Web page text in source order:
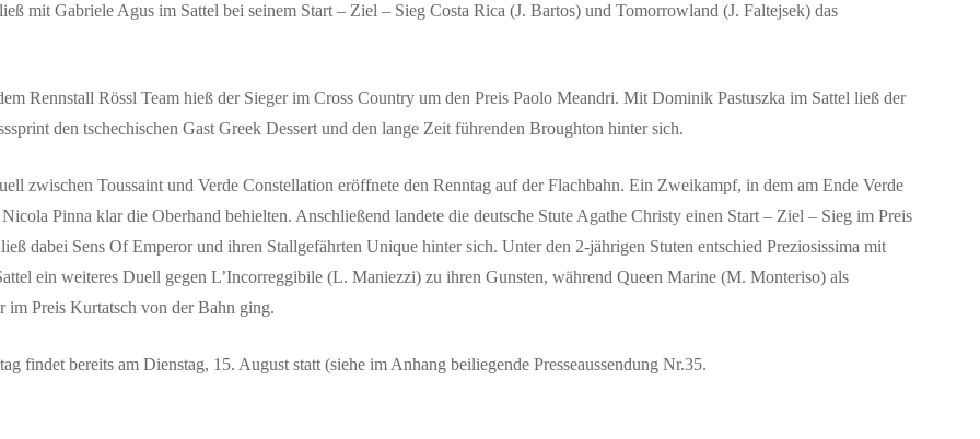
mit Gabriele Agus im Sattel bei seinem Start – Ziel – Sieg Costa Rica (J. Bartos) und Tomorrowland (J. Faltejsek) das
Rennstall Rössl Team hieß der Sieger im Cross Country um den Preis Paolo Meandri. Mit Dominik Pastuszka im Sattel ließ der
den tschechischen Gast Greek Dessert und den lange Zeit führenden Broughton hinter sich.
zwischen Toussaint und Verde Constellation eröffnete den Renntag auf der Flachbahn. Ein Zweikampf, in dem am Ende Verde
Pinna klar die Oberhand behielten. Anschließend landete die deutsche Stute Agathe Christy einen Start – Ziel – Sieg im Preis
dabei Sens Of Emperor und ihren Stallgefährten Unique hinter sich. Unter den 2-jährigen Stuten entschied Preziosissima mit
ein weiteres Duell gegen L’Incorreggibile (L. Maniezzi) zu ihren Gunsten, während Queen Marine (M. Monteriso) als
im Preis Kurtatsch von der Bahn ging.
findet bereits am Dienstag, 15. August statt (siehe im Anhang beiliegende Presseaussendung Nr.35.